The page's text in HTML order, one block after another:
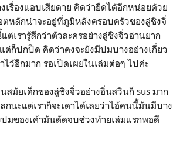
เรื่องแอบเสียดาย คิดว่ายืดได้อีกหน่อยด้วย
หลักน่าจะอยู่ที่ภูมิหลังครอบครัวของลู่ชิงจิ่
ต่เรารู้สึกว่าตัวละครอย่างลู่ชิงจิ่วอ่านยาก
ต่ก็ปกปิด คิดว่าคงจะยังมีปมบางอย่างเกี่ยว
ว้อีกมาก รอเปิดเผยในเล่มต่อๆ ไปค่ะ
เด็กของลู่ชิงจิ่วอย่างอิ่นสวินก็ sus มาก
นะแต่เราก็จะเดาได้เลยว่าไอ้คนนี้มันมีบาง
มของเค้ามันตัดจบช่วงท้ายเล่มแรกพอดี